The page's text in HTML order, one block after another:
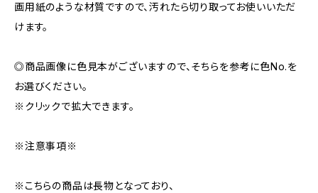
画用紙のような材質ですので、汚れたら切り取ってお使いいただ
けます。
◎商品画像に色見本がございますので、そちらを参考に色No.を
お選びください。
※クリックで拡大できます。
※注意事項※
※こちらの商品は長物となっており、